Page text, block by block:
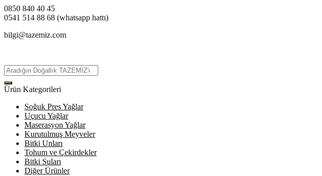
0850 840 40 45
0541 514 88 68 (whatsapp hattı)
bilgi@tazemiz.com
Ürün Kategorileri
Soğuk Pres Yağlar
Uçucu Yağlar
Maserasyon Yağlar
Kurutulmuş Meyveler
Bitki Unları
Tohum ve Çekirdekler
Bitki Suları
Diğer Ürünler